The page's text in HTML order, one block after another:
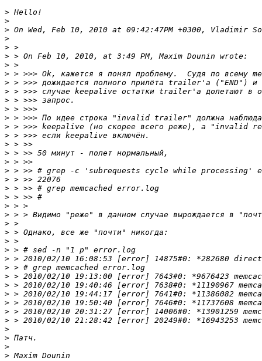
>
>
>
>
>
>
>
>
>
>
>
>
>
>
>
>
>
>
>
>
>
>
>
>
>
>
>
>
>
>
>
>
>
>
>
>
>
>
>
>